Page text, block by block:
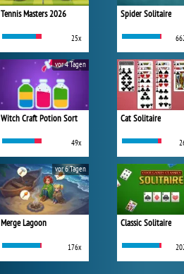
Tennis Masters 2026
25x
Witch Craft Potion Sort
49x
vor 4 Tagen
Merge Lagoon
176x
vor 6 Tagen
Spider Solitaire
Cat Solitaire
Classic Solitaire